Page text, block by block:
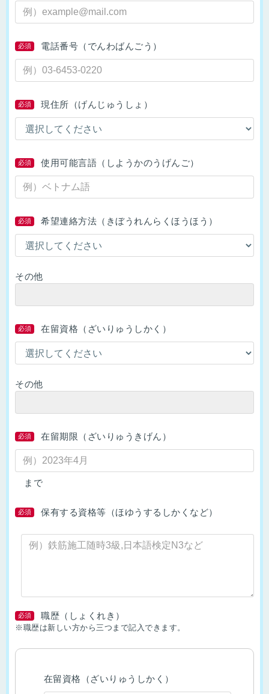
必須 電話番号（でんわばんごう）
必須 現住所（げんじゅうしょ）
必須 使用可能言語（しようかのうげんご）
必須 希望連絡方法（きぼうれんらくほうほう）
その他
必須 在留資格（ざいりゅうしかく）
その他
必須 在留期限（ざいりゅうきげん）
まで
必須 保有する資格等（ほゆうするしかくなど）
必須 職歴（しょくれき）
※職歴は新しい方から三つまで記入できます。
在留資格（ざいりゅうしかく）